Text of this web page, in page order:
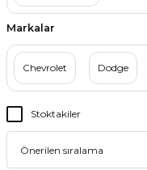
Markalar
Chevrolet Dodge
Stoktakiler